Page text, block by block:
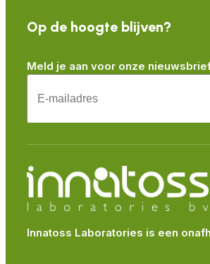
Op de hoogte blijven?
Meld je aan voor onze
Innatoss Laboratories is een